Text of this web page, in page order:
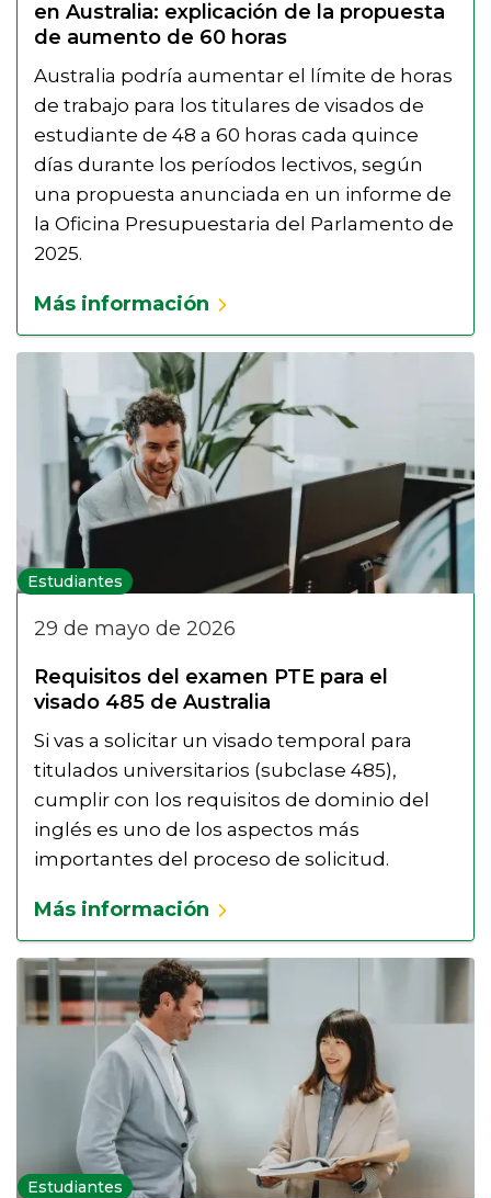
en Australia: explicación de la propuesta
de aumento de 60 horas
Australia podría aumentar el límite de horas
de trabajo para los titulares de visados de
estudiante de 48 a 60 horas cada quince
días durante los períodos lectivos, según
una propuesta anunciada en un informe de
la Oficina Presupuestaria del Parlamento de
2025.
Más información
Estudiantes
29 de mayo de 2026
Requisitos del examen PTE para el
visado 485 de Australia
Si vas a solicitar un visado temporal para
titulados universitarios (subclase 485),
cumplir con los requisitos de dominio del
inglés es uno de los aspectos más
importantes del proceso de solicitud.
Más información
Estudiantes